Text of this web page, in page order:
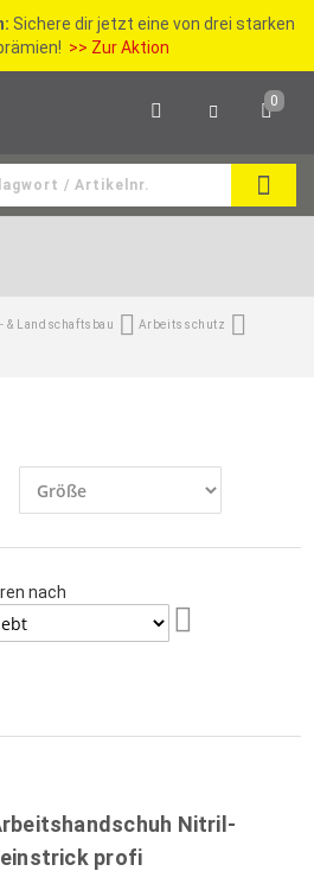
Sichere dir jetzt eine von drei starken
>> Zur Aktion
0
& Landschaftsbau
Arbeitsschutz
nach
Nitril-
profi